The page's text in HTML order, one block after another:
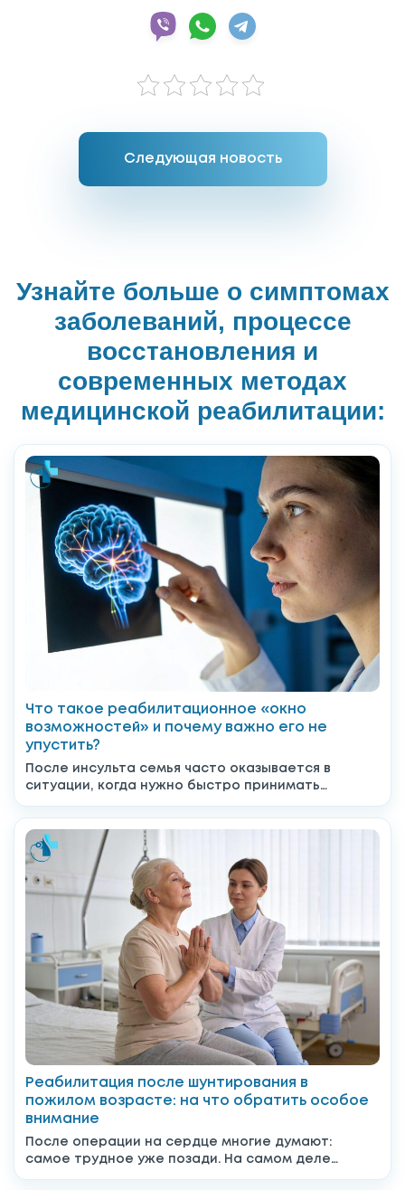
Следующая новость
Узнайте больше о симптомах
заболеваний, процессе
восстановления и
современных методах
медицинской реабилитации:
Что такое реабилитационное «окно
возможностей» и почему важно его не
упустить?
После инсульта семья часто оказывается в
ситуации, когда нужно быстро принимать
Реабилитация после шунтирования в
пожилом возрасте: на что обратить особое
внимание
После операции на сердце многие думают:
самое трудное уже позади. На самом деле